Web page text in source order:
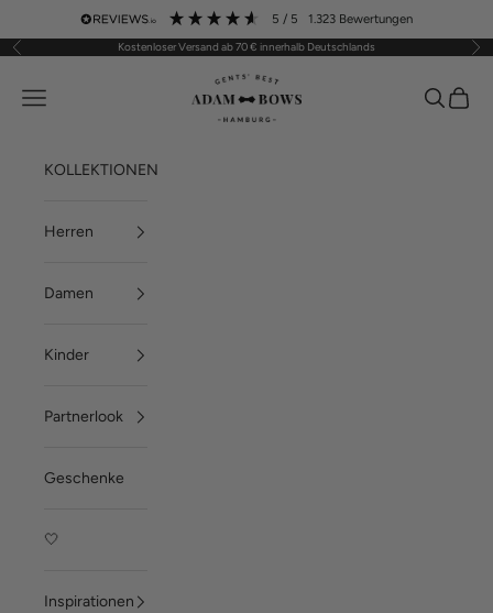
Zum Inhalt springen 5 / 5 1.323 Bewertungen
Zurück Kostenloser Versand ab 70 € innerhalb Deutschlands Vor
ADAM BOWS
Menü Suchen
KOLLEKTIONEN
Herren
Damen
Kinder
Partnerlook
Geschenke
🤍
Inspirationen